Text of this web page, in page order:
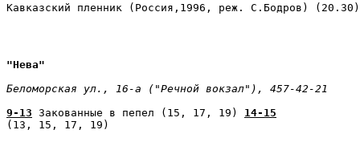
Кавказский пленник (Россия,1996, реж. С.Бодров) (20.30)
"Нева"
Беломорская ул., 16-а ("Речной вокзал"), 457-42-21
9-13 Закованные в пепел (15, 17, 19) 14-15
(13, 15, 17, 19)